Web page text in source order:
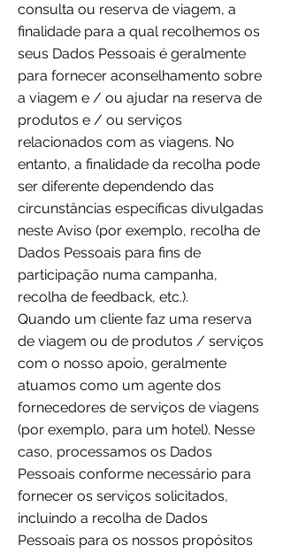
consulta ou reserva de viagem, a
finalidade para a qual recolhemos os
seus Dados Pessoais é geralmente
para fornecer aconselhamento sobre
a viagem e / ou ajudar na reserva de
produtos e / ou serviços
relacionados com as viagens. No
entanto, a finalidade da recolha pode
ser diferente dependendo das
circunstâncias específicas divulgadas
neste Aviso (por exemplo, recolha de
Dados Pessoais para fins de
participação numa campanha,
recolha de feedback, etc.).
Quando um cliente faz uma reserva
de viagem ou de produtos / serviços
com o nosso apoio, geralmente
atuamos como um agente dos
fornecedores de serviços de viagens
(por exemplo, para um hotel). Nesse
caso, processamos os Dados
Pessoais conforme necessário para
fornecer os serviços solicitados,
incluindo a recolha de Dados
Pessoais para os nossos propósitos